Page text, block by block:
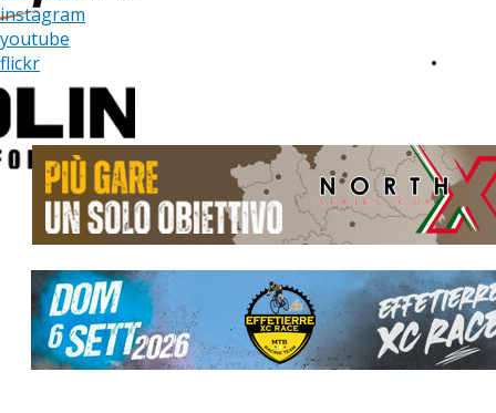
instagram
youtube
flickr